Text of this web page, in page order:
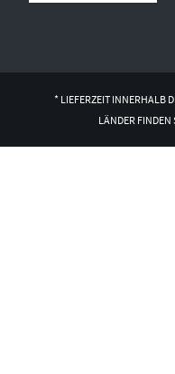
* LIEFERZEIT INNERHALB
LÄNDER FINDEN